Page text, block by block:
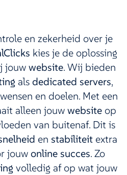
en zekerheid over je
kies je de oplossing
jouwwebsite.Wij bieden
alsdedicated servers,
en doelen. Met een
alleen jouwwebsiteop
van buitenaf. Dit is
en stabiliteit extra
jouwonline succes.Zo
volledig af op wat jouw